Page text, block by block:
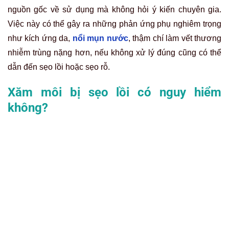
nguồn gốc về sử dụng mà không hỏi ý kiến chuyên gia.
Việc này có thể gây ra những phản ứng phụ nghiêm trọng
như kích ứng da, nổi mụn nước,thậm chí làm vết thương
nhiễm trùng nặng hơn, nếu không xử lý đúng cũng có thể
dẫn đến sẹo lồi hoặc sẹo rỗ.
Xăm môi bị sẹo lồi có nguy hiểm
không?